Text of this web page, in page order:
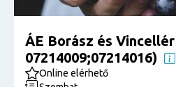
ÁE Borász és
07214009;07214016)
Online elérhető